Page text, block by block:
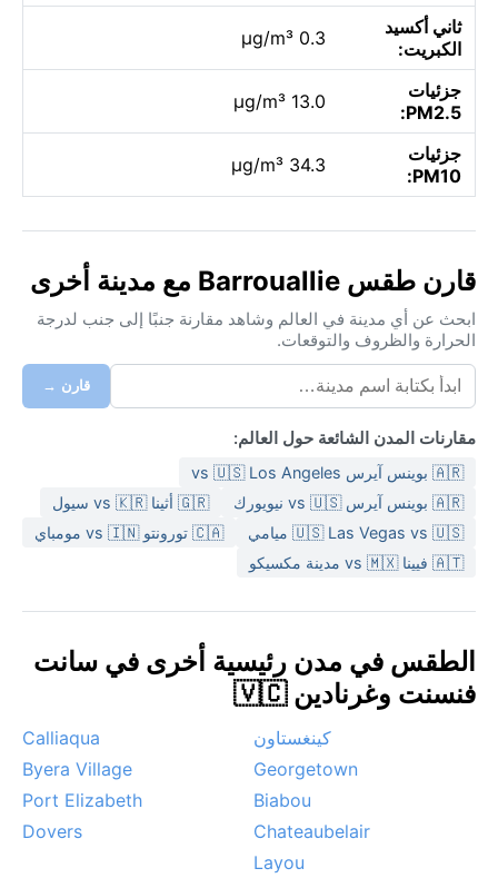
ثاني أكسيد
الكبريت:
0.3 µg/m³
جزئيات
PM2.5:
13.0 µg/m³
جزئيات
PM10:
34.3 µg/m³
قارن طقس Barrouallie مع مدينة أخرى
ابحث عن أي مدينة في العالم وشاهد مقارنة جنبًا إلى جنب لدرجة
الحرارة والظروف والتوقعات.
قارن →
مقارنات المدن الشائعة حول العالم:
🇦🇷 بوينس آيرس vs 🇺🇸 Los Angeles
🇦🇷 بوينس آيرس vs 🇺🇸 نيويورك
🇬🇷 أثينا vs 🇰🇷 سيول
🇺🇸 Las Vegas vs 🇺🇸 ميامي
🇨🇦 تورونتو vs 🇮🇳 مومباي
🇦🇹 فيينا vs 🇲🇽 مدينة مكسيكو
الطقس في مدن رئيسية أخرى في سانت
فنسنت وغرنادين 🇻🇨
كينغستاون
Calliaqua
Georgetown
Byera Village
Biabou
Port Elizabeth
Chateaubelair
Dovers
Layou